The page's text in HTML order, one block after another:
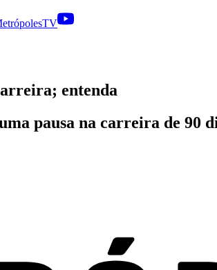
entenda
pausa na carreira de 90